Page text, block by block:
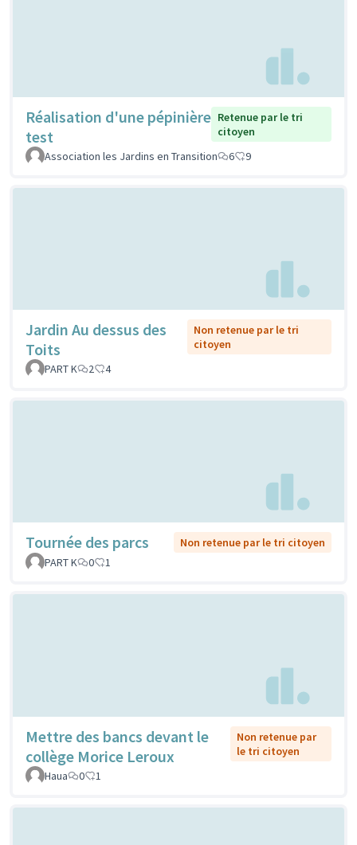
Réalisation d'une pépinière
test
Retenue par le tri
citoyen
Association les Jardins en Transition
6 9
Jardin Au dessus des
Toits
Non retenue par le tri
citoyen
PART K
2 4
Tournée des parcs
Non retenue par le tri citoyen
PART K
0 1
Mettre des bancs devant le
collège Morice Leroux
Non retenue par
le tri citoyen
Haua
0 1